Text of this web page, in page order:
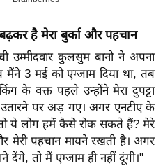
बढ़कर है मेरा बुर्का और पहचान
उम्मीदवार कुलसुम बानो ने अपना
3 मई को एग्जाम दिया था, तब
के वक्त पहले उन्होंने मेरा दुपट्टा
पर अड़ गए। अगर एनटीए के
ये लोग हमें कैसे रोक सकते हैं? मेरे
मेरी पहचान मायने रखती है। अगर
तो मैं एग्जाम ही नहीं दूंगी।"